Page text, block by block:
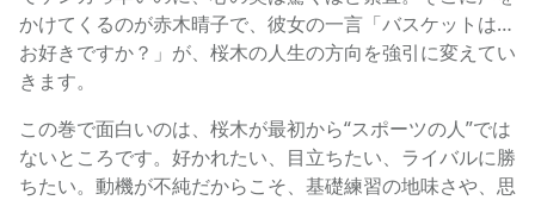
かけてくるのが赤木晴子で、彼女の一言「バスケットは…
お好きですか？」が、桜木の人生の方向を強引に変えてい
きます。
この巻で面白いのは、桜木が最初から“スポーツの人”では
ないところです。好かれたい、目立ちたい、ライバルに勝
ちたい。動機が不純だからこそ、基礎練習の地味さや、思